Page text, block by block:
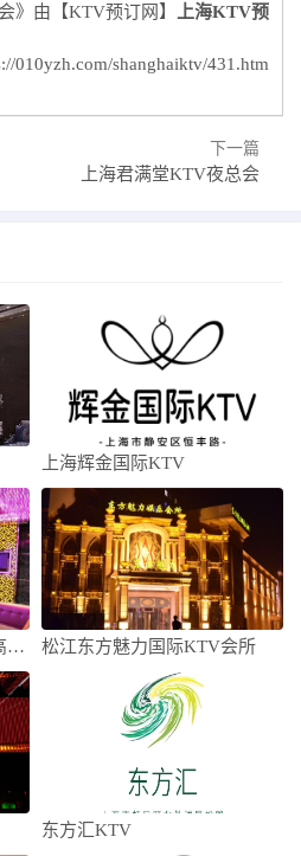
》由【KTV预订网】
上海KTV预
010yzh.com/shanghaiktv/431.htm
下一篇
上海君满堂KTV夜总会
上海辉金国际KTV
上海黄浦高端夜总会-十大高档夜总会排名预 松江东方魅力国际KTV会所
东方汇KTV